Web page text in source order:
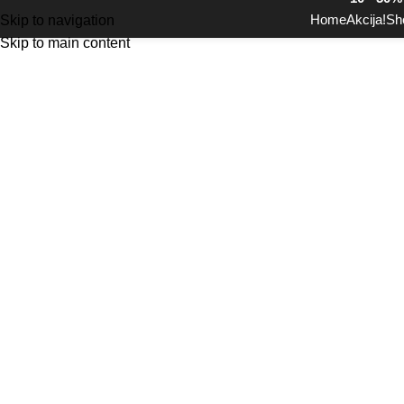
Skip to navigation
Skip to main content
HomeAkcija!